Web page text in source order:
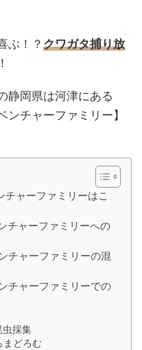
ぶ！？ クワガタ捕り放
静岡県は河津にある
ンチャーファミリー】
チャーファミリーはこ
チャーファミリーへの
チャーファミリーの混
チャーファミリーでの
虫採集
まどろむ